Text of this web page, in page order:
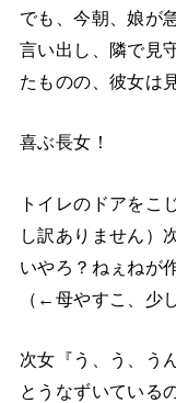
でも、今朝、娘が
言い出し、隣で見
たものの、彼女は
喜ぶ長女！
トイレのドアをこ
し訳ありません）
いやろ？ねぇねが
（←母やすこ、少
次女『う、う、う
とうなずいている